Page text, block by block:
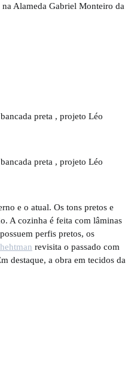
Alameda Gabriel Monteiro da
e o atual. Os tons pretos e
A cozinha é feita com lâminas
perfis pretos, os
revisita o passado com
destaque, a obra em tecidos da